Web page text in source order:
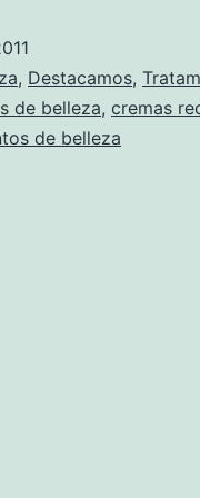
, Destacamos,
de belleza, cremas
de belleza